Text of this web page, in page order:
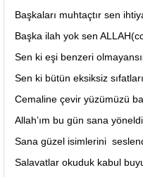
Başkaları muhtaçtır sen
Başka ilah yok sen
Sen ki eşi benzeri
Sen ki bütün eksiksiz
Cemaline çevir yüzümüzü
Allah’ım bu gün sana
Sana güzel isimlerini
Salavatlar okuduk kabul